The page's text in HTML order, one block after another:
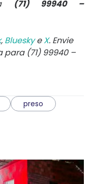
(71) 99940 –
, BlueskyeX. Envie
(71) 99940 –
preso